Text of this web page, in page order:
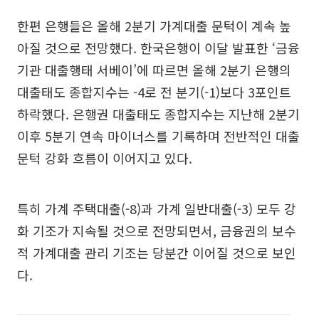
한편 은행들은 올해 2분기 가계대출 문턱이 계속 높
아질 것으로 전망했다. 한국은행이 이달 발표한 ‘금융
기관 대출행태 서베이’에 따르면 올해 2분기 은행의
대출태도 종합지수는 -4로 전 분기(-1)보다 3포인트
하락했다. 은행권 대출태도 종합지수는 지난해 2분기
이후 5분기 연속 마이너스를 기록하며 전반적인 대출
문턱 강화 흐름이 이어지고 있다.
특히 가계 주택대출(-8)과 가계 일반대출(-3) 모두 강
화 기조가 지속될 것으로 전망되면서, 금융권의 보수
적 가계대출 관리 기조는 당분간 이어질 것으로 보인
다.